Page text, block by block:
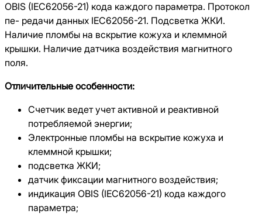
OBIS (IEC62056-21) кода каждого параметра. Протокол
пе- редачи данных IEC62056-21. Подсветка ЖКИ.
Наличие пломбы на вскрытие кожуха и клеммной
крышки. Наличие датчика воздействия магнитного
поля.
Отличительные особенности:
Счетчик ведет учет активной и реактивной
потребляемой энергии;
Электронные пломбы на вскрытие кожуха и
клеммной крышки;
подсветка ЖКИ;
датчик фиксации магнитного воздействия;
индикация OBIS (IEC62056-21) кода каждого
параметра;